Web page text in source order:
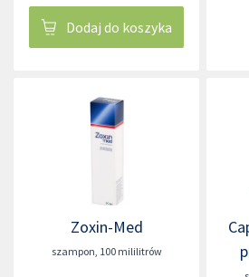
Dodaj do koszyka
Zoxin-Med
szampon, 100 mililitrów